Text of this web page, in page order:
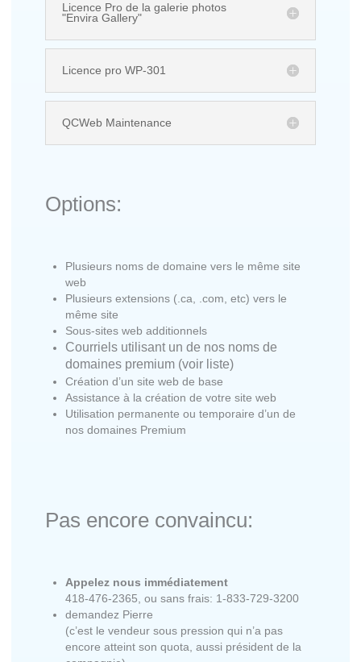
Licence Pro de la galerie photos
"Envira Gallery"
Licence pro WP-301
QCWeb Maintenance
Options:
Plusieurs noms de domaine vers le même site
web
Plusieurs extensions (.ca, .com, etc) vers le
même site
Sous-sites web additionnels
Courriels utilisant un de nos noms de
domaines premium (voir liste)
Création d’un site web de base
Assistance à la création de votre site web
Utilisation permanente ou temporaire d’un de
nos domaines Premium
Pas encore convaincu:
Appelez nous immédiatement
418-476-2365, ou sans frais: 1-833-729-3200
demandez Pierre
(c’est le vendeur sous pression qui n’a pas
encore atteint son quota, aussi président de la